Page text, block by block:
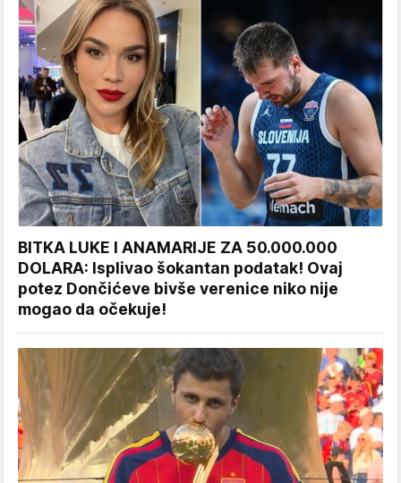
BITKA LUKE I ANAMARIJE ZA 50.000.000
DOLARA: Isplivao šokantan podatak! Ovaj
potez Dončićeve bivše verenice niko nije
mogao da očekuje!